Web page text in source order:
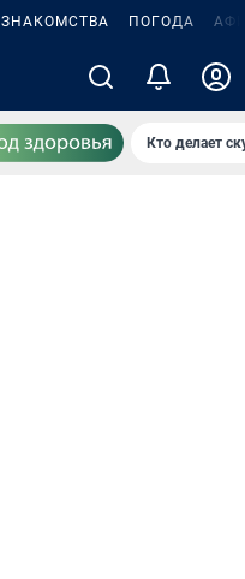
ЗНАКОМСТВА ПОГОДА
Кто делает